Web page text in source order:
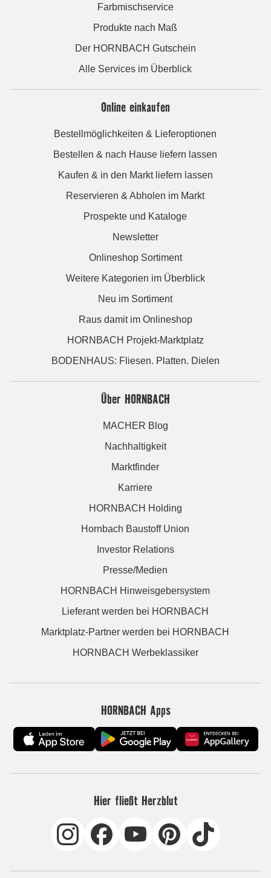
Farbmischservice
Produkte nach Maß
Der HORNBACH Gutschein
Alle Services im Überblick
Online einkaufen
Bestellmöglichkeiten & Lieferoptionen
Bestellen & nach Hause liefern lassen
Kaufen & in den Markt liefern lassen
Reservieren & Abholen im Markt
Prospekte und Kataloge
Newsletter
Onlineshop Sortiment
Weitere Kategorien im Überblick
Neu im Sortiment
Raus damit im Onlineshop
HORNBACH Projekt-Marktplatz
BODENHAUS: Fliesen. Platten. Dielen
Über HORNBACH
MACHER Blog
Nachhaltigkeit
Marktfinder
Karriere
HORNBACH Holding
Hornbach Baustoff Union
Investor Relations
Presse/Medien
HORNBACH Hinweisgebersystem
Lieferant werden bei HORNBACH
Marktplatz-Partner werden bei HORNBACH
HORNBACH Werbeklassiker
HORNBACH Apps
Hier fließt Herzblut